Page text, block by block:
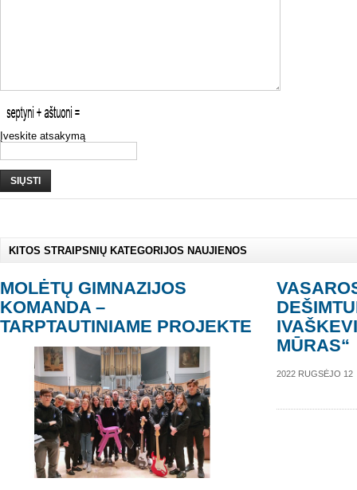
Įveskite atsakymą
SIŲSTI
KITOS STRAIPSNIŲ KATEGORIJOS NAUJIENOS
MOLĖTŲ GIMNAZIJOS
KOMANDA –
TARPTAUTINIAME PROJEKTE
MŪRAS“
2022 RUGSĖJO 12